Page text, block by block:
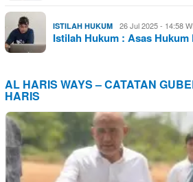
ISTILAH HUKUM 26 Jul 2025 - 14:58
Istilah Hukum : Asas Hukum
AL HARIS WAYS – CATATAN
HARIS